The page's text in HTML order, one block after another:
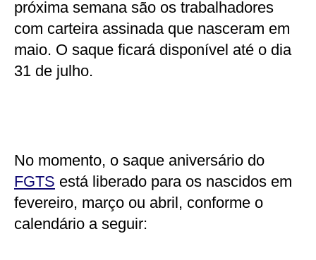
próxima semana são os trabalhadores
com carteira assinada que nasceram em
maio. O saque ficará disponível até o dia
31 de julho.
No momento, o saque aniversário do
FGTS está liberado para os nascidos em
fevereiro, março ou abril, conforme o
calendário a seguir: